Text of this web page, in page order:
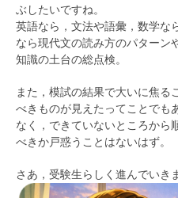
ぶしたいですね。
英語なら，文法や語彙，数学な
なら現代文の読み方のパターン
知識の土台の総点検。
また，模試の結果で大いに焦る
べきものが見えたってことでも
なく，できていないところから
べきか戸惑うことはないはず。
さあ，受験生らしく進んでいき